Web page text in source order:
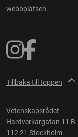
webbplatsen.
Tillbaka till toppen
Vetenskapsrådet
Hantverkargatan 11 B
112 21 Stockholm